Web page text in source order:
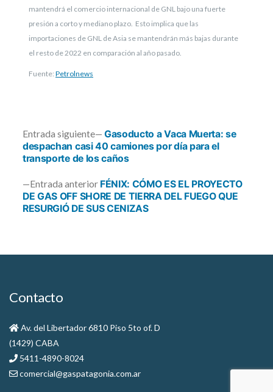
mantendrá el comercio internacional de GNL bajo una fuerte
presión a corto y mediano plazo. Esto implica que las
importaciones de GNL de Asia se mantendrán más bajas durante
el resto de 2022 en comparación al año pasado.
Fuente: Petrolnews
Navegación
de
entradas
Entrada anterior Entrada
anterior:
FÉNIX: CÓMO ES EL PROYECTO
DE GAS OFF SHORE DE TIERRA DEL FUEGO QUE
RESURGIÓ DE SUS CENIZAS
Entrada siguiente
Entrada
siguiente:
Gasoducto a Vaca Muerta: se
despachan casi 40 camiones por día para el
transporte de los caños
Contacto
Av. del Libertador 6810 Piso 5to of. D
(1429) CABA
5411-4890-8024
comercial@gaspatagonia.com.ar